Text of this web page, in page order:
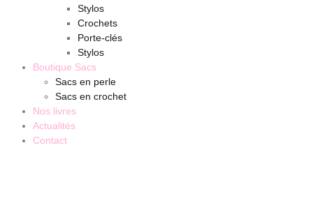
Stylos
Crochets
Porte-clés
Stylos
Boutique Sacs
Sacs en perle
Sacs en crochet
Nos livres
Actualités
Contact